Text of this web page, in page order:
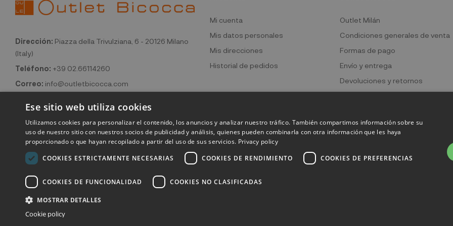
Dirección: Piazza della Trivulziana, 6 - 20126 Milano
(Italy)
Teléfono: +39 02.66114260
Correo: info@outletbicocca.com
Mi cuenta
Mis datos personales
Mis direcciones
Historial de pedidos
Outlet Milán
Condiciones generales de venta
Formas de pago
Envío y entrega
Devoluciones y retornos
Ese sitio web utiliza cookies
Utilizamos cookies para personalizar el contenido, los anuncios y analizar nuestro tráfico. También compartimos información sobre su
uso de nuestro sitio con nuestros socios de publicidad y análisis, quienes pueden combinarla con otra información que les haya
proporcionado o que hayan recopilado a partir del uso de sus servicios. Privacy policy
COOKIES ESTRICTAMENTE NECESARIAS
COOKIES DE RENDIMIENTO COOKIES DE PREFERENCIAS
COOKIES DE FUNCIONALIDAD COOKIES NO CLASIFICADAS
MOSTRAR DETALLES
Cookie policy